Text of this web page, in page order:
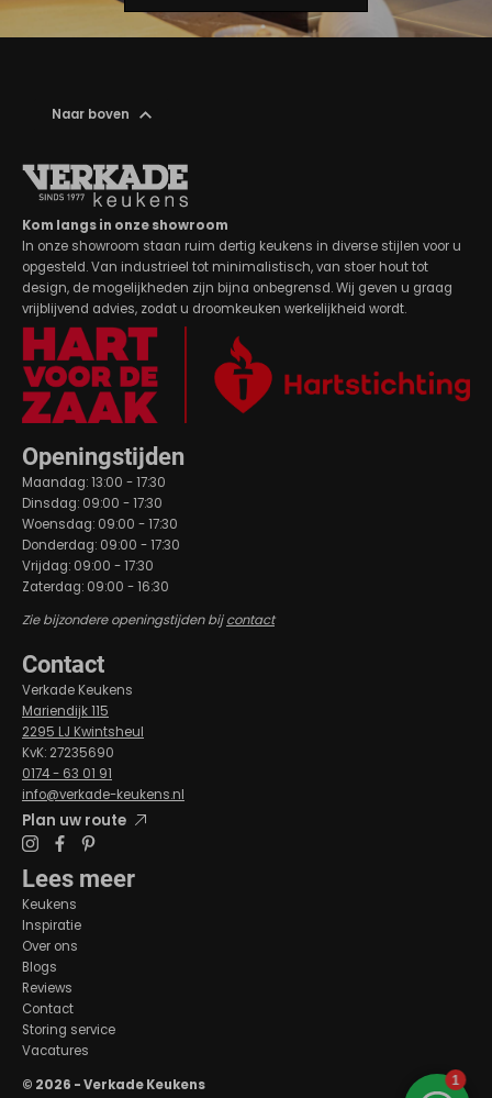
Naar boven
Kom langs in onze showroom
In onze showroom staan ruim dertig keukens in diverse stijlen voor u
opgesteld. Van industrieel tot minimalistisch, van stoer hout tot
design, de mogelijkheden zijn bijna onbegrensd. Wij geven u graag
vrijblijvend advies, zodat u droomkeuken werkelijkheid wordt.
Openingstijden
Maandag: 13:00 - 17:30
Dinsdag: 09:00 - 17:30
Woensdag: 09:00 - 17:30
Donderdag: 09:00 - 17:30
Vrijdag: 09:00 - 17:30
Zaterdag: 09:00 - 16:30
Zie bijzondere openingstijden bijcontact
Contact
Verkade Keukens
Mariendijk 115
2295 LJ Kwintsheul
KvK: 27235690
0174 - 63 01 91
info@verkade-keukens.nl
Plan uw route
Lees meer
Keukens
Inspiratie
Over ons
Blogs
Reviews
Contact
Storing service
Vacatures
© 2026 - Verkade Keukens